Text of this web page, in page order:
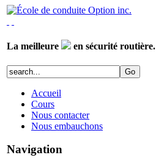
La meilleure en sécurité routière.
Accueil
Cours
Nous contacter
Nous embauchons
Navigation